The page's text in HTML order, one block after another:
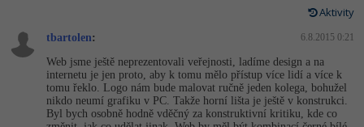
Django
Best practices
SQLite
3D grafik
Projektový manažer
Databázový analytik
SQL
-80%
MS Office -80%
Inkscape
Fotografování -80%
Aktivity
tbartolen: 6.8.2015 0:21
Web jsme ještě neprezentovali veřejnosti, ladíme design a na
internetu je jen proto, aby k tomu mělo přístup více lidí a více k
tomu řeklo. Logo nám bude malovat ručně jeden kolega, bohužel
nikdo neumí grafiku v PC. Takže horní lišta je ještě v konstrukci.
Byl bych osobně hodně vděčný za konstruktivní kritiku, kde co